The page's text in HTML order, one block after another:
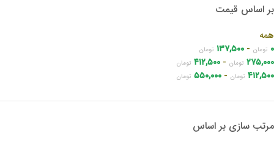
بر اساس قیمت
همه
۰ تومان - ۱۳۷,۵۰۰ تومان
۲۷۵,۰۰۰ تومان - ۴۱۲,۵۰۰ تومان
۴۱۲,۵۰۰ تومان - ۵۵۰,۰۰۰ تومان
مرتب سازی بر اساس